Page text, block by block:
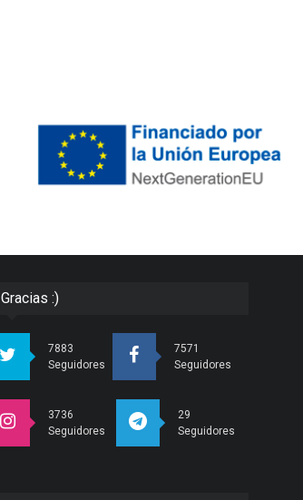
Gracias :)
7883
Seguidores
7571
Seguidores
3736
Seguidores
29
Seguidores